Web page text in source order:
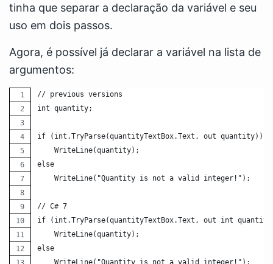
tinha que separar a declaração da variável e seu
uso em dois passos.
Agora, é possível já declarar a variável na lista de
argumentos:
// previous versions
int quantity;
if (int.TryParse(quantityTextBox.Text, out quantity))
    WriteLine(quantity);
else
    WriteLine("Quantity is not a valid integer!");
// C# 7
if (int.TryParse(quantityTextBox.Text, out int
    WriteLine(quantity);
else
    WriteLine("Quantity is not a valid integer!");